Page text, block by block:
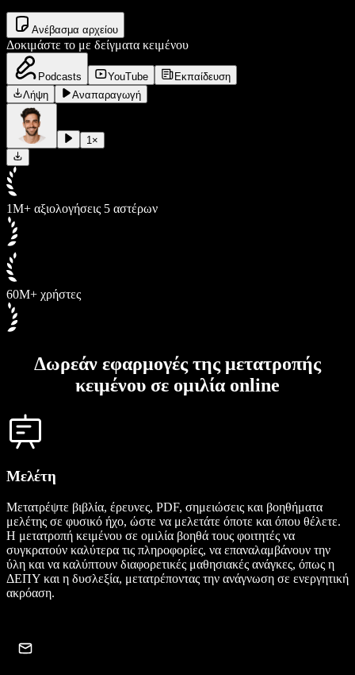
Ανέβασμα αρχείου
Δοκιμάστε το με δείγματα κειμένου
Podcasts YouTube
Εκπαίδευση
Λήψη
Αναπαραγωγή
1 ×
1M+ αξιολογήσεις 5 αστέρων
60M+ χρήστες
Δωρεάν εφαρμογές της μετατροπής
κειμένου σε ομιλία online
Μελέτη
Μετατρέψτε βιβλία, έρευνες, PDF, σημειώσεις και βοηθήματα
μελέτης σε φυσικό ήχο, ώστε να μελετάτε όποτε και όπου θέλετε.
Η μετατροπή κειμένου σε ομιλία βοηθά τους φοιτητές να
συγκρατούν καλύτερα τις πληροφορίες, να επαναλαμβάνουν την
ύλη και να καλύπτουν διαφορετικές μαθησιακές ανάγκες, όπως η
ΔΕΠΥ και η δυσλεξία, μετατρέποντας την ανάγνωση σε ενεργητική
ακρόαση.